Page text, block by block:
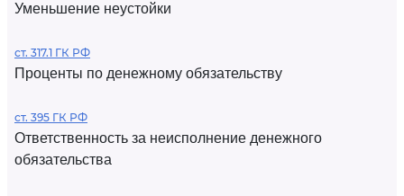
Уменьшение неустойки
ст. 317.1 ГК РФ
Проценты по денежному обязательству
ст. 395 ГК РФ
Ответственность за неисполнение денежного
обязательства